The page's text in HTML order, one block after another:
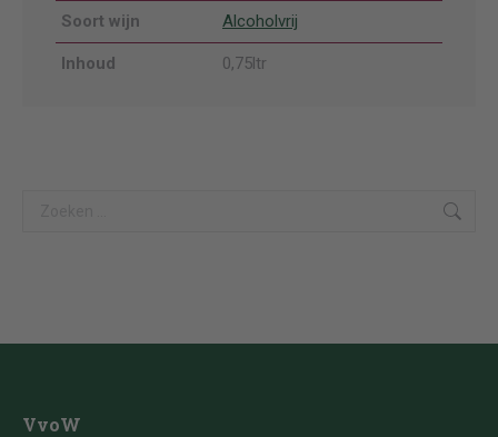
Soort wijn Alcoholvrij
Inhoud 0,75ltr
VvoW